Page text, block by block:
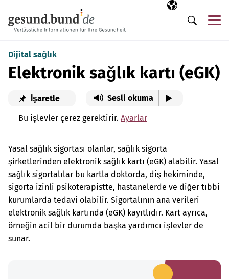
Seçili dil
TR
Arama
Dijital sağlık
Elektronik sağlık kartı (eGK)
İşaretle Sesli okuma
Bu işlevler çerez gerektirir. Ayarlar
Yasal sağlık sigortası olanlar, sağlık sigorta
şirketlerinden elektronik sağlık kartı (eGK) alabilir. Yasal
sağlık sigortalılar bu kartla doktorda, diş hekiminde,
sigorta izinli psikoterapistte, hastanelerde ve diğer tıbbi
kurumlarda tedavi olabilir. Sigortalının ana verileri
elektronik sağlık kartında (eGK) kayıtlıdır. Kart ayrıca,
örneğin acil bir durumda başka yardımcı işlevler de
sunar.